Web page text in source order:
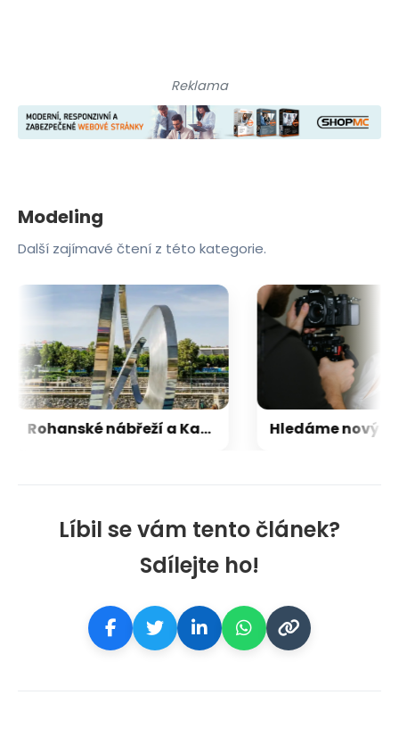
Líbil se vám tento článek?
Sdílejte ho!
Reklama
Modeling
Další zajímavé čtení z této kategorie.
Rohanské nábřeží a Karlín ožívají novým projektem agentury Fashion Models